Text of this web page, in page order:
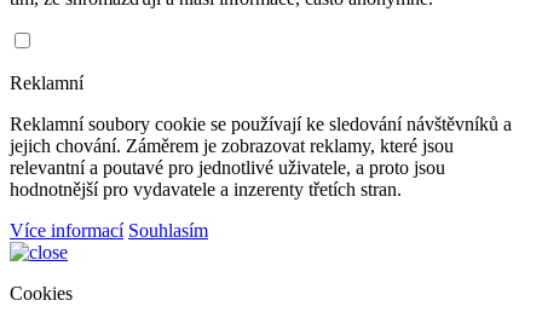
Reklamní
Reklamní soubory cookie se používají ke sledování návštěvníků a
jejich chování. Záměrem je zobrazovat reklamy, které jsou
relevantní a poutavé pro jednotlivé uživatele, a proto jsou
hodnotnější pro vydavatele a inzerenty třetích stran.
Více informací Souhlasím
Cookies